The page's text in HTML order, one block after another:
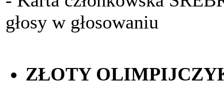
głosy w głosowaniu
ZŁOTY